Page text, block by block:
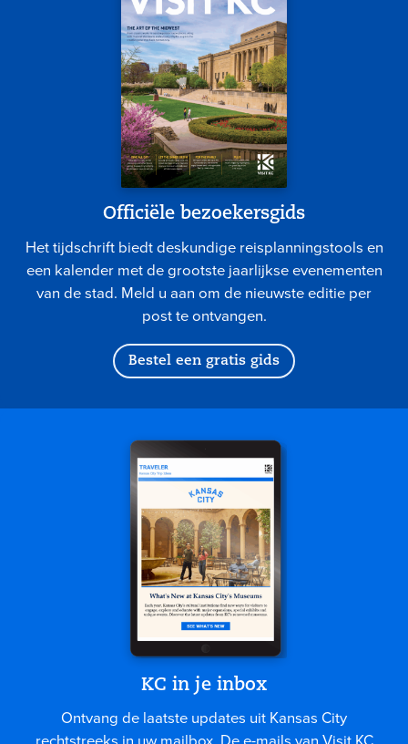
Officiële bezoekersgids
Het tijdschrift biedt deskundige reisplanningstools en
een kalender met de grootste jaarlijkse evenementen
van de stad. Meld u aan om de nieuwste editie per
post te ontvangen.
Bestel een gratis gids
KC in je inbox
Ontvang de laatste updates uit Kansas City